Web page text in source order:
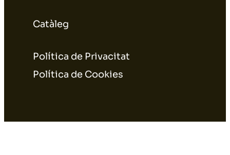
Catàleg
Política de Privacitat
Política de Cookies